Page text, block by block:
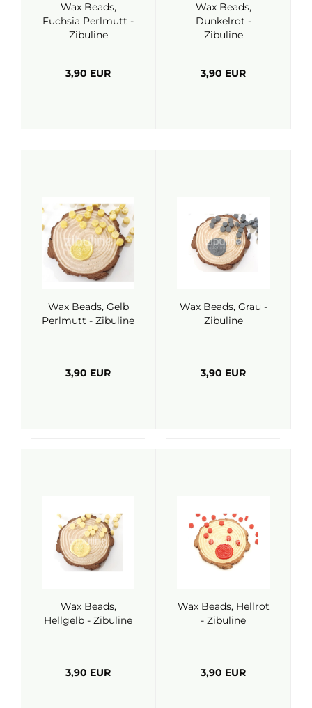
Wax Beads,
Fuchsia Perlmutt -
Zibuline
3,90 EUR
Wax Beads,
Dunkelrot -
Zibuline
3,90 EUR
Wax Beads, Gelb
Perlmutt - Zibuline
3,90 EUR
Wax Beads, Grau -
Zibuline
3,90 EUR
Wax Beads,
Hellgelb - Zibuline
3,90 EUR
Wax Beads, Hellrot
- Zibuline
3,90 EUR